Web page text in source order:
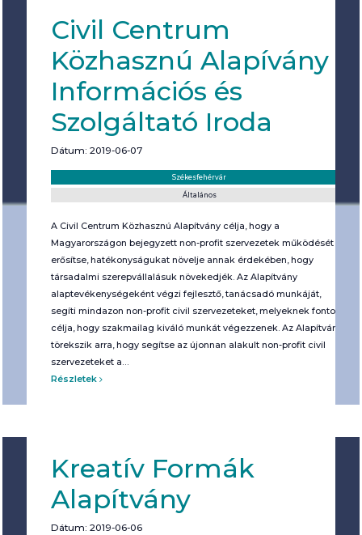
Civil Centrum
Közhasznú Alapívány
Információs és
Szolgáltató Iroda
Dátum: 2019-06-07
Székesfehérvár
Általános
A Civil Centrum Közhasznú Alapítvány célja, hogy a
Magyarországon bejegyzett non-profit szervezetek működését
erősítse, hatékonyságukat növelje annak érdekében, hogy
társadalmi szerepvállalásuk növekedjék. Az Alapítvány
alaptevékenységeként végzi fejlesztő, tanácsadó munkáját,
segíti mindazon non-profit civil szervezeteket, melyeknek fontos
célja, hogy szakmailag kiváló munkát végezzenek. Az Alapítvány
törekszik arra, hogy segítse az újonnan alakult non-profit civil
szervezeteket a…
Részletek
Kreatív Formák
Alapítvány
Dátum: 2019-06-06